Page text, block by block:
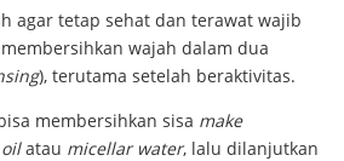
agar tetap sehat dan terawat wajib
wajah dalam dua
), terutama setelah beraktivitas.
membersihkan sisa make
atau micellar water, lalu dilanjutkan